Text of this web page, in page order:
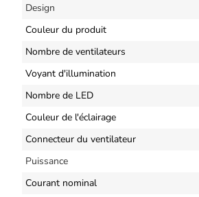
Design
Couleur du produit
Nombre de ventilateurs
Voyant d'illumination
Nombre de LED
Couleur de l'éclairage
Connecteur du ventilateur
Puissance
Courant nominal